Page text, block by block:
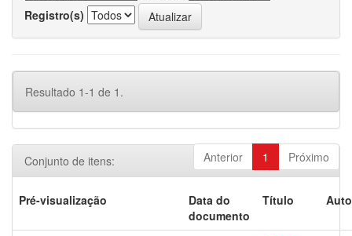
Registro(s)
Resultado 1-1 de 1.
Anterior 1 Próximo
Conjunto de itens:
Pré-visualização
Data do
documento
Título